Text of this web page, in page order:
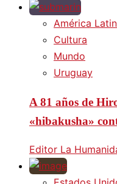
América
Cultura
Mundo
Uruguay
A 81 años de
«hibakusha»
Editor La